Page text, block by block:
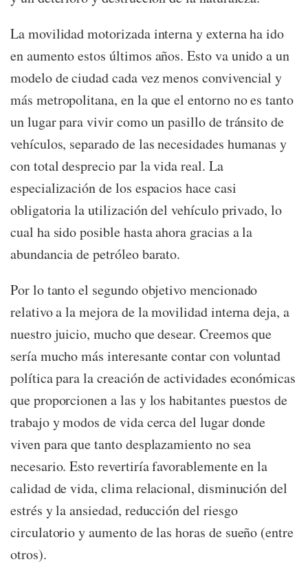
La movilidad motorizada interna y externa ha ido
en aumento estos últimos años. Esto va unido a un
modelo de ciudad cada vez menos convivencial y
más metropolitana, en la que el entorno no es tanto
un lugar para vivir como un pasillo de tránsito de
vehículos, separado de las necesidades humanas y
con total desprecio par la vida real. La
especialización de los espacios hace casi
obligatoria la utilización del vehículo privado, lo
cual ha sido posible hasta ahora gracias a la
abundancia de petróleo barato.
Por lo tanto el segundo objetivo mencionado
relativo a la mejora de la movilidad interna deja, a
nuestro juicio, mucho que desear. Creemos que
sería mucho más interesante contar con voluntad
política para la creación de actividades económicas
que proporcionen a las y los habitantes puestos de
trabajo y modos de vida cerca del lugar donde
viven para que tanto desplazamiento no sea
necesario. Esto revertiría favorablemente en la
calidad de vida, clima relacional, disminución del
estrés y la ansiedad, reducción del riesgo
circulatorio y aumento de las horas de sueño (entre
otros).